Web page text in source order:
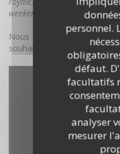
personnel.
défaut.
facultatifs
analyser
mesurer
weekend
Nous attendons votre
souhaitons un bel appétit.